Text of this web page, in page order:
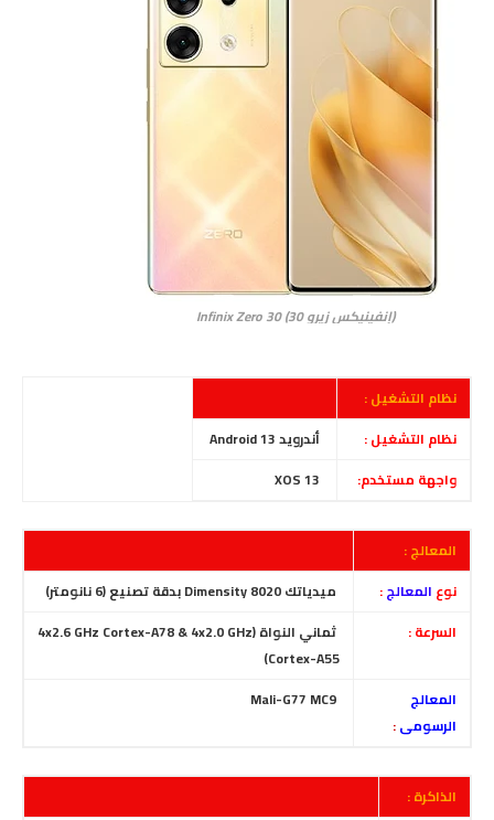
(إنفينيكس زيرو 30) Infinix Zero 30
نظام التشغيل :
نظام التشغيل :
أندرويد Android 13
واجهة مستخدم:
المعالج :
نوع المعالج:
ميدياتك Dimensity 8020 بدقة تصنيع (6 نانومتر)
السرعة :
ثماني النواة (4x2.6 GHz Cortex-A78 & 4x2.0 GHz
Cortex-A55)
المعالج
الرسومى:
الذاكرة :